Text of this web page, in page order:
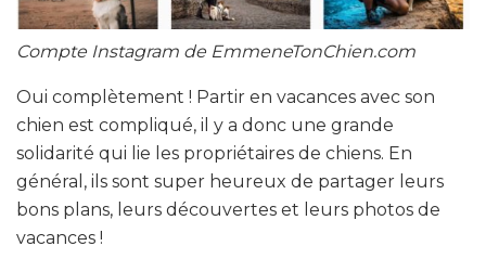
Compte Instagram de EmmeneTonChien.com
Oui complètement ! Partir en vacances avec son
chien est compliqué, il y a donc une grande
solidarité qui lie les propriétaires de chiens. En
général, ils sont super heureux de partager leurs
bons plans, leurs découvertes et leurs photos de
vacances !